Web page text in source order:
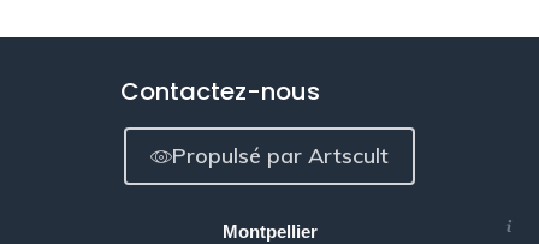
Contactez-nous
Propulsé par Artscult
Montpellier